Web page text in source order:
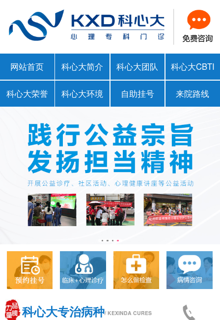
网站首页 科心大简介 科心大团队 科心大CBTI
科心大荣誉 科心大环境 自助挂号 来院路线
科心大专治病种/ KEXINDA CURES